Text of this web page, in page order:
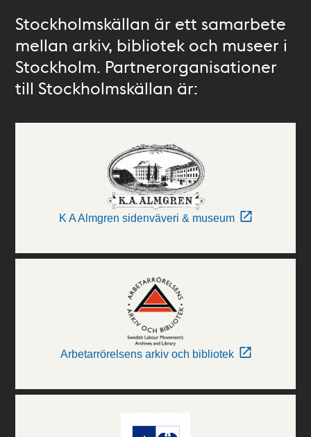
Stockholmskällan är ett samarbete
mellan arkiv, bibliotek och museer i
Stockholm. Partnerorganisationer
till Stockholmskällan är:
K A Almgren sidenväveri & museum
Arbetarrörelsens arkiv och bibliotek